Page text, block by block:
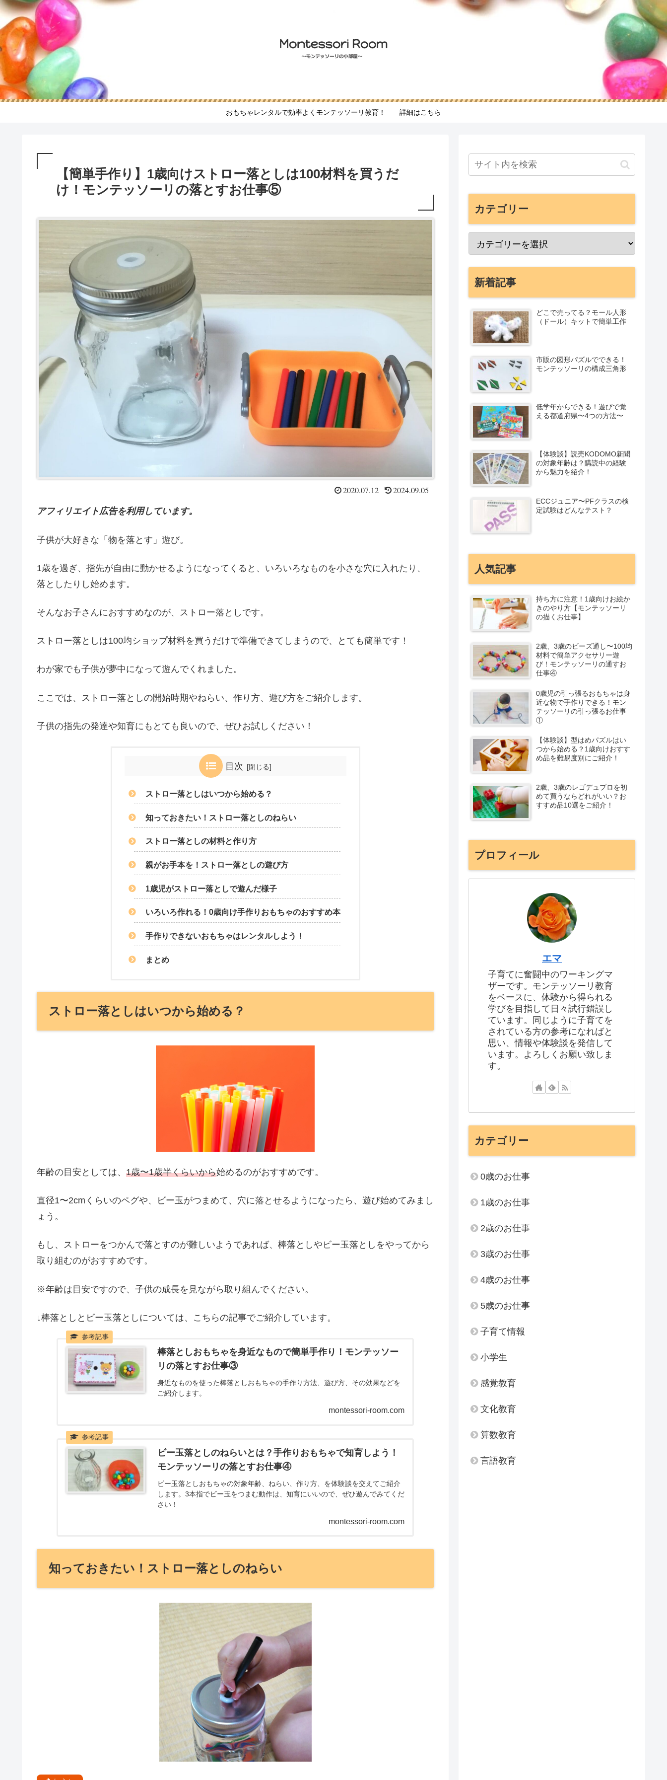
おもちゃレンタルで効率よくモンテッソーリ教育！ 詳細はこちら
【簡単手作り】1歳向けストロー落としは100材料を買うだ
け！モンテッソーリの落とすお仕事⑤
2020.07.12 2024.09.05
アフィリエイト広告を利用しています。
子供が大好きな「物を落とす」遊び。
1歳を過ぎ、指先が自由に動かせるようになってくると、いろいろなものを小さな穴に入れたり、
落としたりし始めます。
そんなお子さんにおすすめなのが、ストロー落としです。
ストロー落としは100均ショップ材料を買うだけで準備できてしまうので、とても簡単です！
わが家でも子供が夢中になって遊んでくれました。
ここでは、ストロー落としの開始時期やねらい、作り方、遊び方をご紹介します。
子供の指先の発達や知育にもとても良いので、ぜひお試しください！
目次
ストロー落としはいつから始める？
知っておきたい！ストロー落としのねらい
ストロー落としの材料と作り方
親がお手本を！ストロー落としの遊び方
1歳児がストロー落としで遊んだ様子
いろいろ作れる！0歳向け手作りおもちゃのおすすめ本
手作りできないおもちゃはレンタルしよう！
まとめ
ストロー落としはいつから始める？
年齢の目安としては、 1歳〜1歳半くらいから始めるのがおすすめです。
直径1〜2cmくらいのペグや、ビー玉がつまめて、穴に落とせるようになったら、遊び始めてみまし
ょう。
もし、ストローをつかんで落とすのが難しいようであれば、棒落としやビー玉落としをやってから
取り組むのがおすすめです。
※年齢は目安ですので、子供の成長を見ながら取り組んでください。
↓棒落としとビー玉落としについては、こちらの記事でご紹介しています。
棒落としおもちゃを身近なもので簡単手作り！モンテッソー
リの落とすお仕事③
身近なものを使った棒落としおもちゃの手作り方法、遊び方、その効果などを
ご紹介します。
montessori-room.com
ビー玉落としのねらいとは？手作りおもちゃで知育しよう！
モンテッソーリの落とすお仕事④
ビー玉落としおもちゃの対象年齢、ねらい、作り方、を体験談を交えてご紹介
します。3本指でビー玉をつまむ動作は、知育にいいので、ぜひ遊んでみてくだ
さい！
montessori-room.com
知っておきたい！ストロー落としのねらい
カテゴリー
新着記事
どこで売ってる？モール人形
（ドール）キットで簡単工作
市販の図形パズルでできる！
モンテッソーリの構成三角形
低学年からできる！遊びで覚
える都道府県〜4つの方法〜
【体験談】読売KODOMO新聞
の対象年齢は？購読中の経験
から魅力を紹介！
ECCジュニア〜PFクラスの検
定試験はどんなテスト？
人気記事
持ち方に注意！1歳向けお絵か
きのやり方【モンテッソーリ
の描くお仕事】
2歳、3歳のビーズ通し〜100均
材料で簡単アクセサリー遊
び！モンテッソーリの通すお
仕事④
0歳児の引っ張るおもちゃは身
近な物で手作りできる！モン
テッソーリの引っ張るお仕事
①
【体験談】型はめパズルはい
つから始める？1歳向けおすす
め品を難易度別にご紹介！
2歳、3歳のレゴデュプロを初
めて買うならどれがいい？お
すすめ品10選をご紹介！
プロフィール
エマ
子育てに奮闘中のワーキングマ
ザーです。モンテッソーリ教育
をベースに、体験から得られる
学びを目指して日々試行錯誤し
ています。同じように子育てを
されている方の参考になればと
思い、情報や体験談を発信して
います。よろしくお願い致しま
す。
カテゴリー
0歳のお仕事
1歳のお仕事
2歳のお仕事
3歳のお仕事
4歳のお仕事
5歳のお仕事
子育て情報
小学生
感覚教育
文化教育
算数教育
言語教育